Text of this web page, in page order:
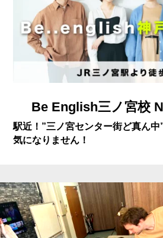
Be English三ノ宮校
駅近！”三ノ宮センター街ど真ん中
気になりません！